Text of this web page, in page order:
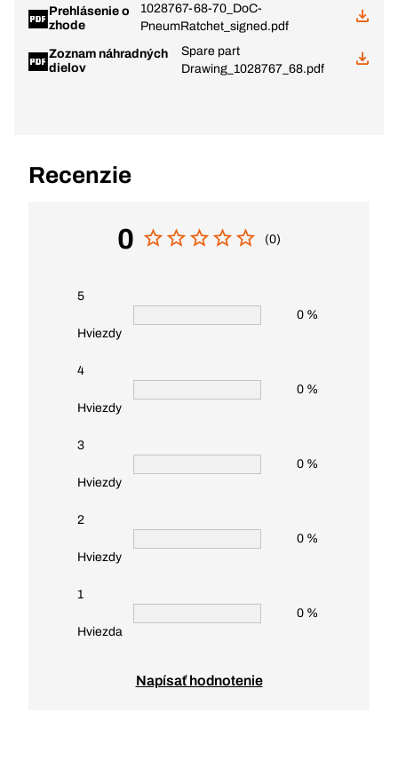
Prehlásenie o
zhode
1028767-68-70_DoC-
PneumRatchet_signed.pdf
Zoznam náhradných
dielov
Spare part
Drawing_1028767_68.pdf
Recenzie
0 (0)
5
Hviezdy
0 %
4
Hviezdy
0 %
3
Hviezdy
0 %
2
Hviezdy
0 %
1
Hviezda
0 %
Napísať hodnotenie